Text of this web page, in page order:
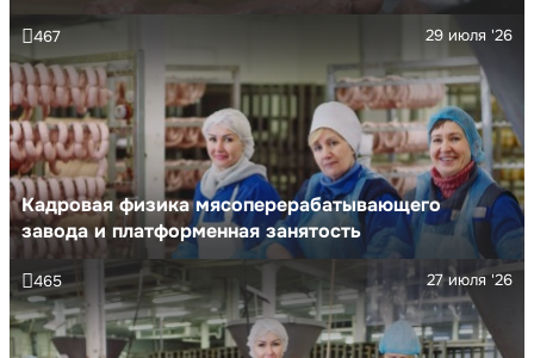
Кадровая физика мясоперерабатывающего
завода и платформенная занятость
29 июля '26
467
27 июля '26
465